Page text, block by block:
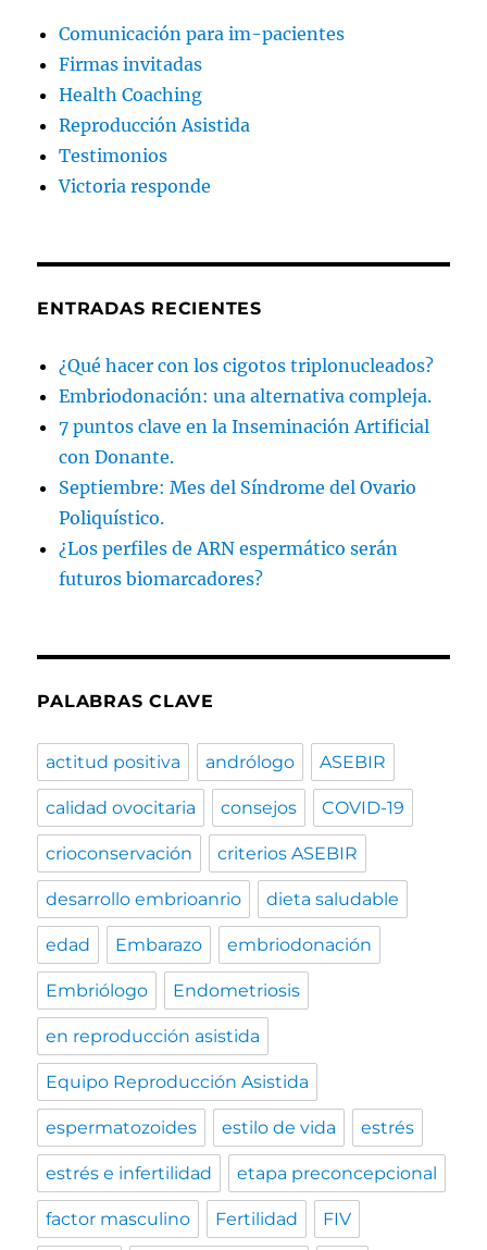
Comunicación para im-pacientes
Firmas invitadas
Health Coaching
Reproducción Asistida
Testimonios
Victoria responde
ENTRADAS RECIENTES
¿Qué hacer con los cigotos triplonucleados?
Embriodonación: una alternativa compleja.
7 puntos clave en la Inseminación Artificial
con Donante.
Septiembre: Mes del Síndrome del Ovario
Poliquístico.
¿Los perfiles de ARN espermático serán
futuros biomarcadores?
PALABRAS CLAVE
actitud positiva andrólogo ASEBIR
calidad ovocitaria consejos COVID-19
crioconservación criterios ASEBIR
desarrollo embrioanrio dieta saludable
edad Embarazo embriodonación
Embriólogo Endometriosis
en reproducción asistida
Equipo Reproducción Asistida
espermatozoides estilo de vida estrés
estrés e infertilidad etapa preconcepcional
factor masculino Fertilidad FIV